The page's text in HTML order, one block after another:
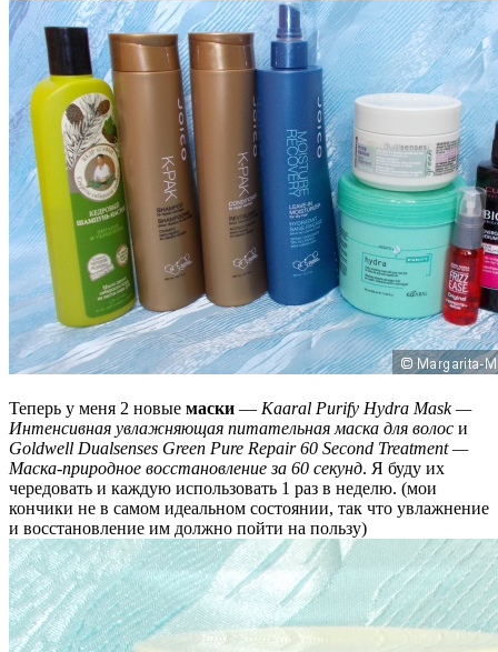
Теперь у меня 2 новые маски — Kaaral Purify Hydra Mask —
Интенсивная увлажняющая питательная маска для волос и
Goldwell Dualsenses Green Pure Repair 60 Second Treatment —
Маска-природное восстановление за 60 секунд. Я буду их
чередовать и каждую использовать 1 раз в неделю. (мои
кончики не в самом идеальном состоянии, так что увлажнение
и восстановление им должно пойти на пользу)